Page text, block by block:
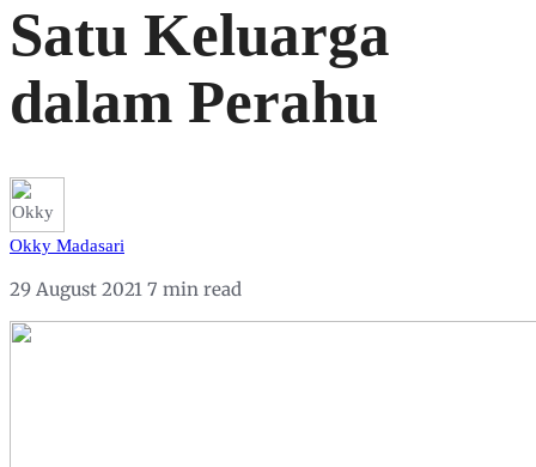
Satu Keluarga
dalam Perahu
Okky Madasari
29 August 2021 7 min read